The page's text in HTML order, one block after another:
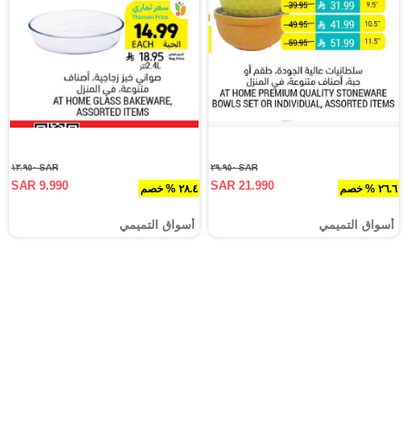
٢٦.٦ % خصم
SAR ٢٩.٩٥٠
SAR 21.990
أسواق التميمي
٢٨.٤ % خصم
SAR ١٣.٩٥٠
SAR 9.990
أسواق التميمي